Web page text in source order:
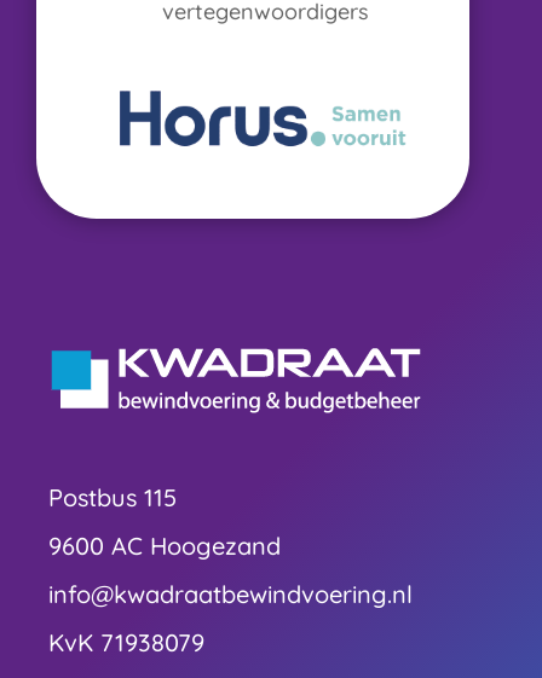
vertegenwoordigers
Postbus 115
9600 AC Hoogezand
info@kwadraatbewindvoering.nl
KvK 71938079